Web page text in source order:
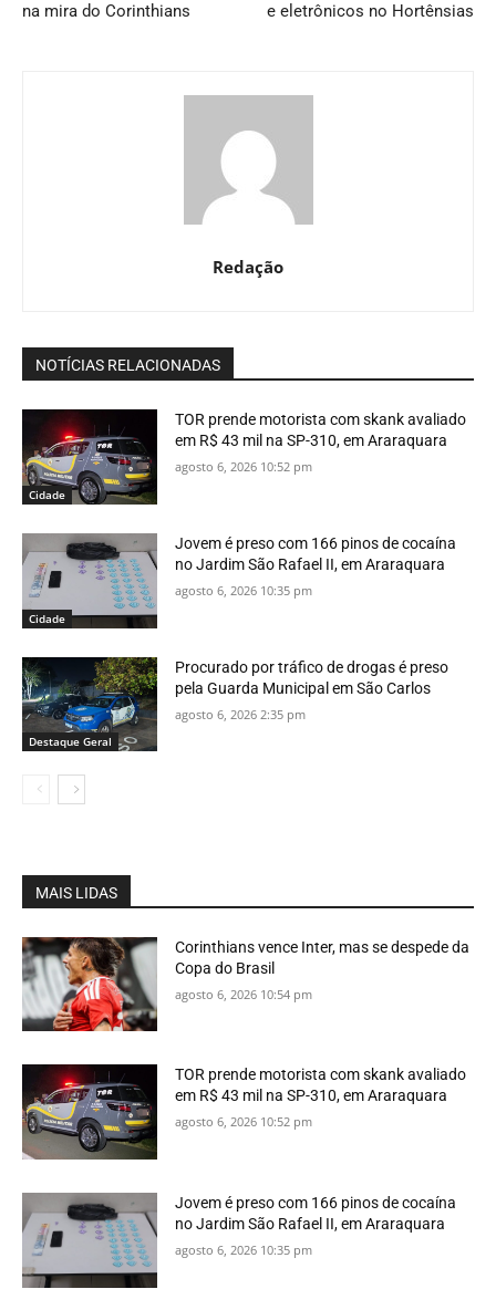
na mira do Corinthians
e eletrônicos no Hortênsias
Redação
NOTÍCIAS RELACIONADAS
Cidade
TOR prende motorista com skank avaliado
em R$ 43 mil na SP-310, em Araraquara
agosto 6, 2026 10:52 pm
Cidade
Jovem é preso com 166 pinos de cocaína
no Jardim São Rafael II, em Araraquara
agosto 6, 2026 10:35 pm
Destaque Geral
Procurado por tráfico de drogas é preso
pela Guarda Municipal em São Carlos
agosto 6, 2026 2:35 pm
MAIS LIDAS
Corinthians vence Inter, mas se despede da
Copa do Brasil
agosto 6, 2026 10:54 pm
TOR prende motorista com skank avaliado
em R$ 43 mil na SP-310, em Araraquara
agosto 6, 2026 10:52 pm
Jovem é preso com 166 pinos de cocaína
no Jardim São Rafael II, em Araraquara
agosto 6, 2026 10:35 pm